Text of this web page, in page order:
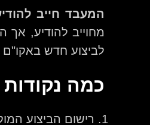
המעבד חייב
מחוייב להודיע,
לביצוע חדש באקו"ם
כמה
רישום הביצוע